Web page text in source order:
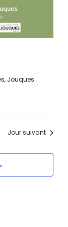
Jouques
Jour suivant